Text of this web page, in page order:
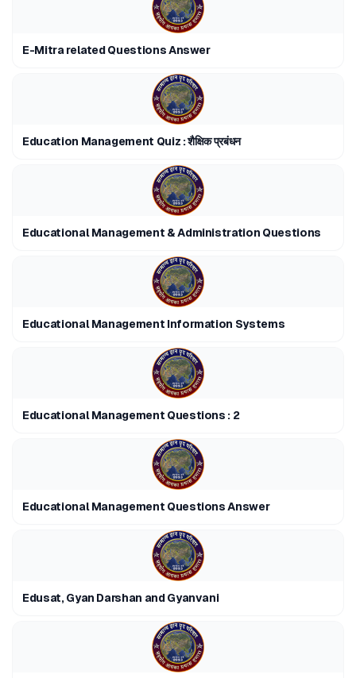
E-Mitra related Questions Answer
Education Management Quiz : शैक्षिक प्रबंधन
Educational Management & Administration Questions
Educational Management Information Systems
Educational Management Questions : 2
Educational Management Questions Answer
Edusat, Gyan Darshan and Gyanvani